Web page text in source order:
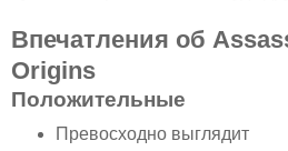
Впечатления об
Origins
Положительные
Превосходно выглядит